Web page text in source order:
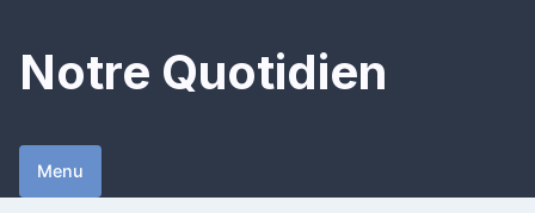
content
Notre Quotidien
Menu